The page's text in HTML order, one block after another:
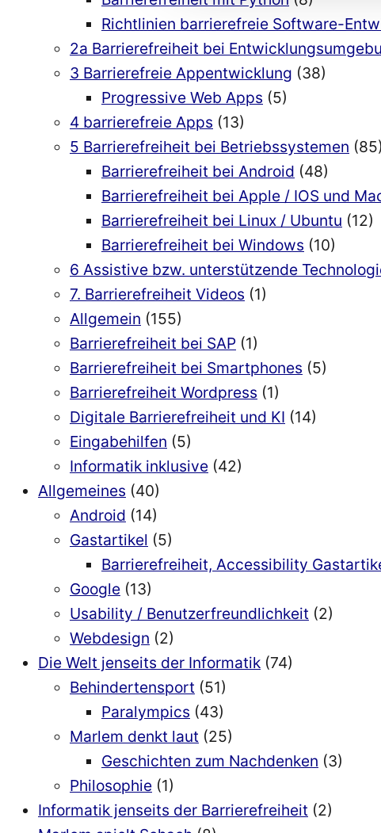
Richtlinien barrierefreie Software-
2a Barrierefreiheit bei
3 Barrierefreie Appentwicklung (38)
Progressive Web Apps (5)
4 barrierefreie Apps (13)
5 Barrierefreiheit bei Betriebssystemen (85)
Barrierefreiheit bei Android (48)
Barrierefreiheit bei Apple / IOS und
Barrierefreiheit bei Linux / Ubuntu (12)
Barrierefreiheit bei Windows (10)
6 Assistive bzw. unterstützende
7. Barrierefreiheit Videos (1)
Allgemein (155)
Barrierefreiheit bei SAP (1)
Barrierefreiheit bei Smartphones (5)
Barrierefreiheit Wordpress (1)
Digitale Barrierefreiheit und KI (14)
Eingabehilfen (5)
Informatik inklusive (42)
Allgemeines (40)
Android (14)
Gastartikel (5)
Barrierefreiheit, Accessibility
Google (13)
Usability / Benutzerfreundlichkeit (2)
Webdesign (2)
Die Welt jenseits der Informatik (74)
Behindertensport (51)
Paralympics (43)
Marlem denkt laut (25)
Geschichten zum Nachdenken (3)
Philosophie (1)
Informatik jenseits der Barrierefreiheit (2)